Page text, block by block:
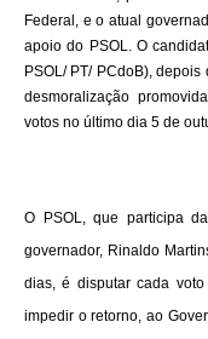
Federal, e o atual
apoio do PSOL. O
PSOL/ PT/ PCdoB),
desmoralização
votos no último dia 5 de
O PSOL, que participa
governador, Rinaldo
dias, é disputar cada
impedir o retorno, ao